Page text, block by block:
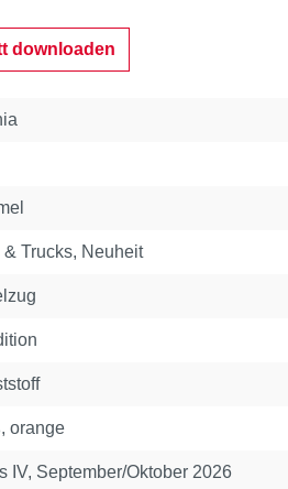
downloaden
& Trucks, Neuheit
orange
IV, September/Oktober 2026